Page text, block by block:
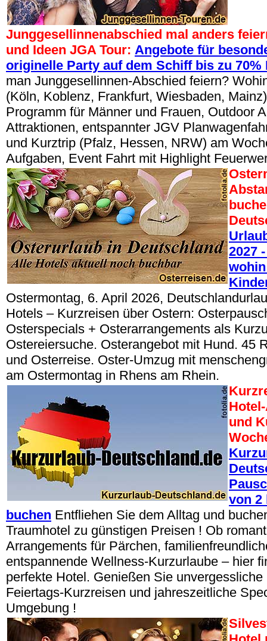
Junggesellinnenabschied mal anders
und Ideen JGA Tour: Angebote für
originelle Party auf dem Schiff bis zu 70%
man Junggesellinnen-Abschied feiern?
(Köln, Koblenz, Frankfurt, Wiesbaden,
Programm für Männer und Frauen, Outdoor
Attraktionen, entspannter JGV
und Kurztrip (Pfalz, Hessen, NRW) am
Aufgaben, Event Fahrt mit Highlight
2027
Ostermontag, 6. April 2026,
Hotels – Kurzreisen über Ostern:
Osterspecials + Osterarrangements als
Ostereiersuche. Osterangebot mit Hund. 45
und Osterreise. Oster-Umzug mit
am Ostermontag in Rhens am Rhein.
und
von 2
buchen Entfliehen Sie dem Alltag und
Traumhotel zu günstigen Preisen ! Ob
Arrangements für Pärchen,
entspannende Wellness-Kurzurlaube – hier
perfekte Hotel. Genießen Sie
Feiertags-Kurzreisen und jahreszeitliche
Umgebung !